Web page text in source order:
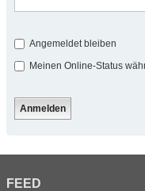
Angemeldet bleiben
Meinen Online-Status
FEED